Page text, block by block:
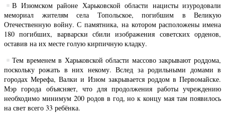
В Изюмском районе Харьковской области нацисты изуродовали
мемориал жителям села Топольское, погибшим в Великую
Отечественную войну. С памятника, на котором расположены имена
180 погибших, варварски сбили изображения советских орденов,
оставив на их месте голую кирпичную кладку.
Тем временем в Харьковской области массово закрывают роддома,
поскольку рожать в них некому. Вслед за родильными домами в
городах Мерефа, Валки и Изюм закрывается роддом в Первомайске.
Мэр города объясняет, что для продолжения работы учреждению
необходимо минимум 200 родов в год, но к концу мая там появилось
на свет всего 33 ребёнка.